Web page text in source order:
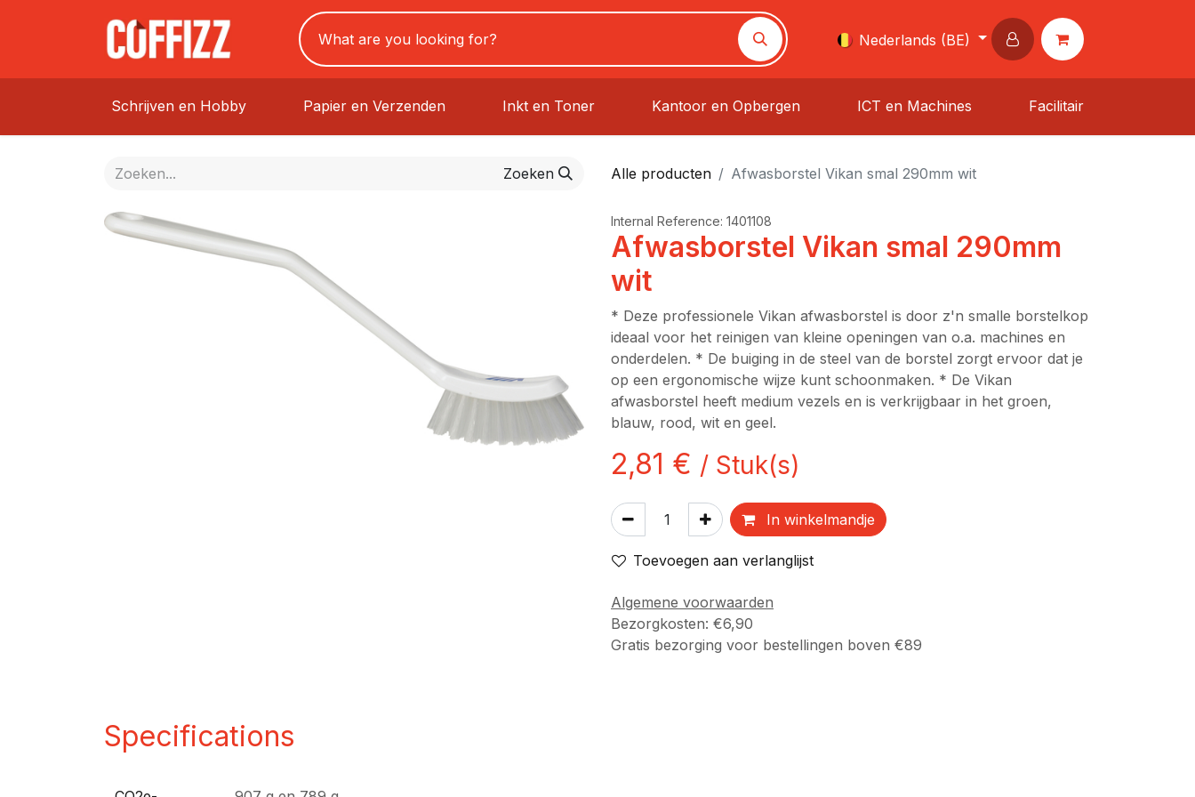
Nederlands (BE)
Schrijven en Hobby Papier en Verzenden Inkt en Toner Kantoor en Opbergen ICT en Machines Facilitair
Zoeken Alle producten Afwasborstel Vikan smal 290mm wit
Internal Reference: 1401108
Afwasborstel Vikan smal 290mm
wit
* Deze professionele Vikan afwasborstel is door z'n smalle borstelkop
ideaal voor het reinigen van kleine openingen van o.a. machines en
onderdelen. * De buiging in de steel van de borstel zorgt ervoor dat je
op een ergonomische wijze kunt schoonmaken. * De Vikan
afwasborstel heeft medium vezels en is verkrijgbaar in het groen,
blauw, rood, wit en geel.
2,81 € / Stuk(s)
In winkelmandje
Toevoegen aan verlanglijst
Algemene voorwaarden
Bezorgkosten: €6,90
Gratis bezorging voor bestellingen boven €89
Specifications